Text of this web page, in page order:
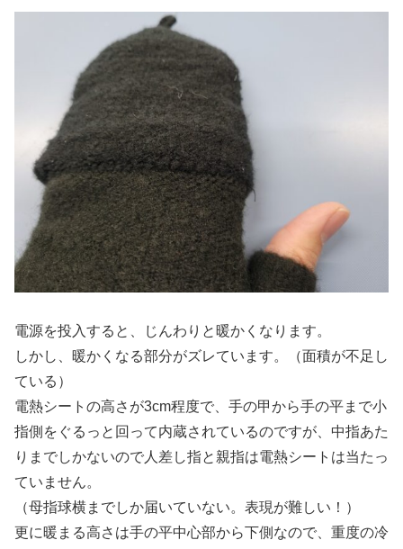
電源を投入すると、じんわりと暖かくなります。
しかし、暖かくなる部分がズレています。（面積が不足し
ている）
電熱シートの高さが3cm程度で、手の甲から手の平まで小
指側をぐるっと回って内蔵されているのですが、中指あた
りまでしかないので人差し指と親指は電熱シートは当たっ
ていません。
（母指球横までしか届いていない。表現が難しい！）
更に暖まる高さは手の平中心部から下側なので、重度の冷